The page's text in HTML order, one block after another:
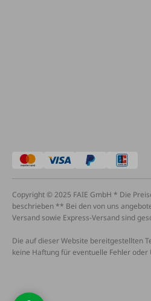
Copyright © 2025 FAIE GmbH * Die
beschrieben ** Bei den von uns
Versand sowie Express-Versand sind
Die auf dieser Website bereitgestellten
keine Haftung für eventuelle Fehler